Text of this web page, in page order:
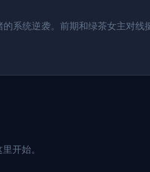
系统逆袭。前期和绿茶女主
开始。